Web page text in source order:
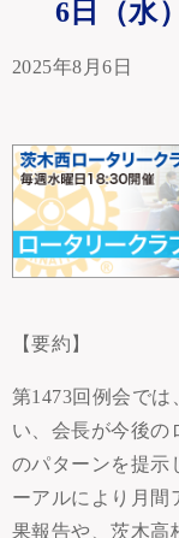
6日（水
2025年8月6日
【要約】
第1473回例会で
い、会長が今後の
のパターンを提示
ーアルにより月間
果報告や、茨木高